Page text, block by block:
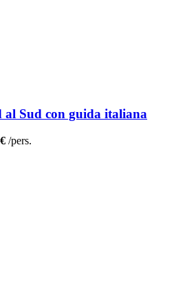
al Sud con guida italiana
/pers.